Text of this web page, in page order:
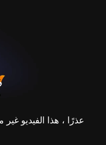
عذرًا ، هذا الفيديو